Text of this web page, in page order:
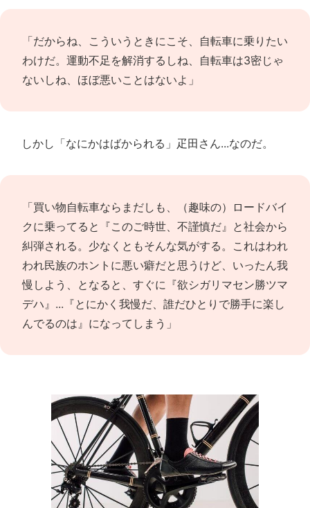
「だからね、こういうときにこそ、自転車に乗りたい
わけだ。運動不足を解消するしね、自転車は3密じゃ
ないしね、ほぼ悪いことはないよ」
しかし「なにかはばかられる」疋田さん...なのだ。
「買い物自転車ならまだしも、（趣味の）ロードバイ
クに乗ってると『このご時世、不謹慎だ』と社会から
糾弾される。少なくともそんな気がする。これはわれ
われ民族のホントに悪い癖だと思うけど、いったん我
慢しよう、となると、すぐに『欲シガリマセン勝ツマ
デハ』...『とにかく我慢だ、誰だひとりで勝手に楽し
んでるのは』になってしまう」